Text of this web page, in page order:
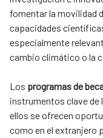
fomentar la movilidad
capacidades
especialmente
cambio climático o la
Los programas de
instrumentos clave de
ellos se ofrecen
como en el extranjero